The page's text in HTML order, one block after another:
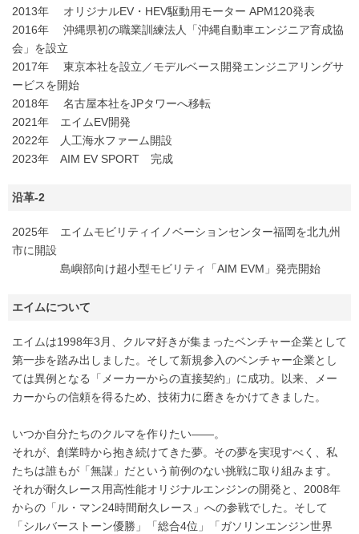
2013年 オリジナルEV・HEV駆動用モーター APM120発表
2016年 沖縄県初の職業訓練法人「沖縄自動車エンジニア育成協
会」を設立
2017年 東京本社を設立／モデルベース開発エンジニアリングサ
ービスを開始
2018年 名古屋本社をJPタワーへ移転
2021年 エイムEV開発
2022年 人工海水ファーム開設
2023年 AIM EV SPORT 完成
沿革-2
2025年 エイムモビリティイノベーションセンター福岡を北九州
市に開設
島嶼部向け超小型モビリティ「AIM EVM」発売開始
エイムについて
エイムは1998年3月、クルマ好きが集まったベンチャー企業として
第一歩を踏み出しました。そして新規参入のベンチャー企業とし
ては異例となる「メーカーからの直接契約」に成功。以来、メー
カーからの信頼を得るため、技術力に磨きをかけてきました。
いつか自分たちのクルマを作りたい――。
それが、創業時から抱き続けてきた夢。その夢を実現すべく、私
たちは誰もが「無謀」だという前例のない挑戦に取り組みます。
それが耐久レース用高性能オリジナルエンジンの開発と、2008年
からの「ル・マン24時間耐久レース」への参戦でした。そして
「シルバーストーン優勝」「総合4位」「ガソリンエンジン世界